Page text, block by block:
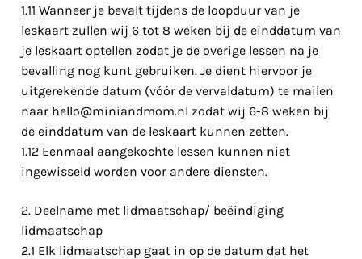
1.11 Wanneer je bevalt tijdens de loopduur van je
leskaart zullen wij 6 tot 8 weken bij de einddatum van
je leskaart optellen zodat je de overige lessen na je
bevalling nog kunt gebruiken. Je dient hiervoor je
uitgerekende datum (vóór de vervaldatum) te mailen
naar hello@miniandmom.nl zodat wij 6-8 weken bij
de einddatum van de leskaart kunnen zetten.
1.12 Eenmaal aangekochte lessen kunnen niet
ingewisseld worden voor andere diensten.
2. Deelname met lidmaatschap/ beëindiging
lidmaatschap
2.1 Elk lidmaatschap gaat in op de datum dat het